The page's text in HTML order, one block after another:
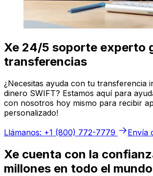
Xe 24/5 soporte experto
transferencias
¿Necesitas ayuda con tu transferencia
dinero SWIFT? Estamos aquí para
con nosotros hoy mismo para recibir
personalizado!
Llámanos: +1 (800) 772-7779
Envía
Xe cuenta con la
millones en todo el mundo